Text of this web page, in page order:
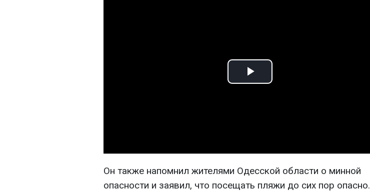
Play
Он также напомнил жителями Одесской области о минной
опасности и заявил, что посещать пляжи до сих пор опасно.